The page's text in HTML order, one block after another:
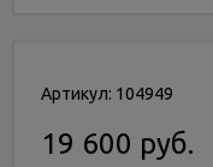
Артикул: 104949
19 600 руб.